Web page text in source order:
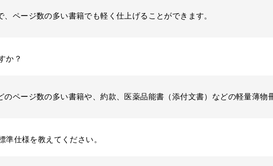
、ページ数の多い書籍でも軽く仕上げることができます。
か？
のページ数の多い書籍や、約款、医薬品能書（添付文書）などの軽量薄物
準仕様を教えてください。